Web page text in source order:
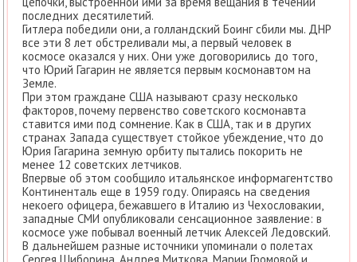
последних десятилетий.
Гитлера победили они, а голландский Боинг сбили мы. ДНР
все эти 8 лет обстреливали мы, а первый человек в
космосе оказался у них. Они уже договорились до того,
что Юрий Гагарин не является первым космонавтом на
Земле.
При этом граждане США называют сразу несколько
факторов, почему первенство советского космонавта
ставится ими под сомнение. Как в США, так и в других
странах Запада существует стойкое убеждение, что до
Юрия Гагарина земную орбиту пытались покорить не
менее 12 советских летчиков.
Впервые об этом сообщило итальянское информагентство
Континенталь еще в 1959 году. Опираясь на сведения
некоего офицера, бежавшего в Италию из Чехословакии,
западные СМИ опубликовали сенсационное заявление: в
космосе уже побывал военный летчик Алексей Ледовский.
В дальнейшем разные источники упоминали о полетах